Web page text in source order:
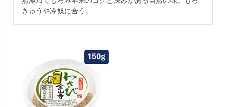
きゅうや冷奴に合う。